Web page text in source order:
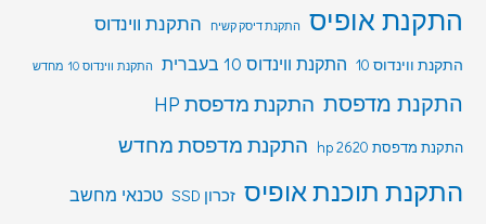
התקנת אופיס התקנת דיסק קשיח התקנת ווינדוס
התקנת ווינדוס 10 התקנת ווינדוס 10 בעברית התקנת ווינדוס 10 מחדש
התקנת מדפסת התקנת מדפסת HP
התקנת מדפסת hp 2620 התקנת מדפסת מחדש
התקנת תוכנת אופיס זכרון SSD טכנאי מחשב